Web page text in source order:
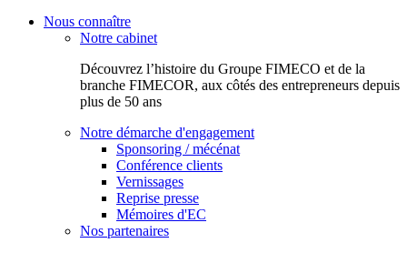
Nous connaître
Notre cabinet
Découvrez l’histoire du Groupe FIMECO et de la
branche FIMECOR, aux côtés des entrepreneurs depuis
plus de 50 ans
Notre démarche d'engagement
Sponsoring / mécénat
Conférence clients
Vernissages
Reprise presse
Mémoires d'EC
Nos partenaires